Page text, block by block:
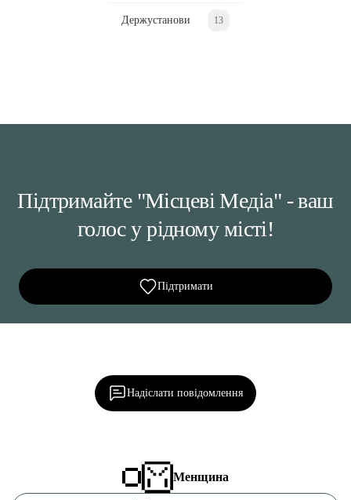
Держустанови 13
Підтримайте "Місцеві Медіа" - ваш
голос у рідному місті!
Підтримати
Надіслати повідомлення
Менщина